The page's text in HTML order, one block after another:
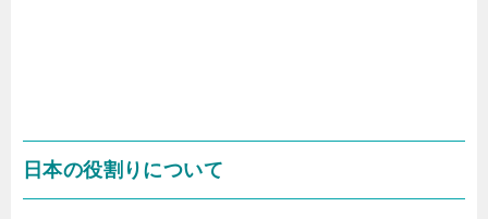
日本の役割りについて